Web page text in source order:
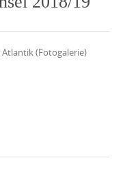
(Fotogalerie)